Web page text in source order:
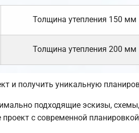
Толщина утепления 150 мм
Толщина утепления 200 мм
и получить уникальную
подходящие эскизы,
с современной